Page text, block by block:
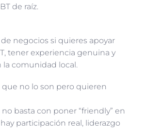
de raíz.
negocios si quieres apoyar
tener experiencia genuina y
la comunidad local.
que no lo son pero quieren
basta con poner “friendly” en
participación real, liderazgo